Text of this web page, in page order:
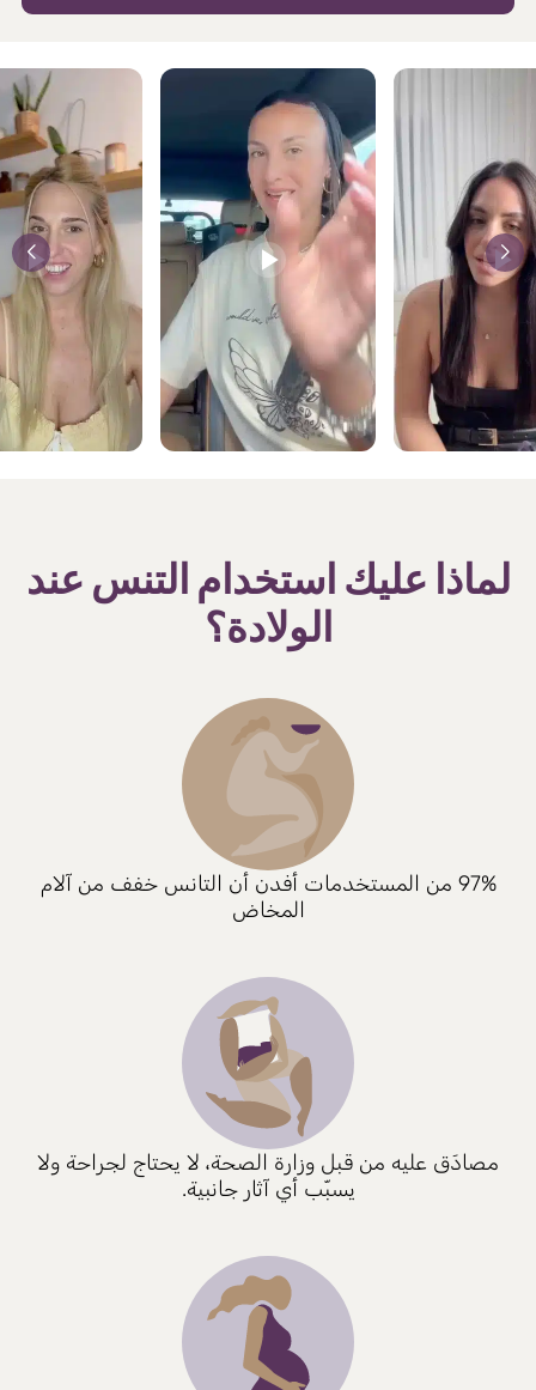
لماذا عليك استخدام التنس عند
الولادة؟
97% من المستخدمات أفدن أن التانس خفف من آلام
المخاض
مصادَق عليه من قبل وزارة الصحة، لا يحتاج لجراحة ولا
يسبّب أي آثار جانبية.